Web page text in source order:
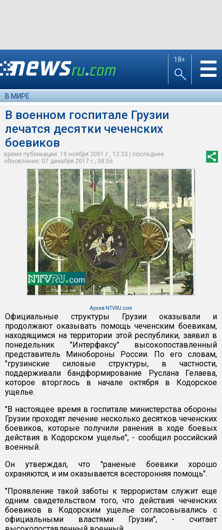
18+ ☰
В МИРЕ
В военном госпитале Грузии
лечатся десятки чеченских
боевиков
время публикации: 19 ноября 2001 г., 12:23 | последнее
обновление: 07 декабря 2017 г., 08:56
Архив NTVRU.com
Официальные структуры Грузии оказывали и
продолжают оказывать помощь чеченским боевикам,
находящимся на территории этой республики, заявил в
понедельник "Интерфаксу" высокопоставленный
представитель Минобороны России. По его словам,
"грузинские силовые структуры, в частности,
поддерживали бандформирование Руслана Гелаева,
которое вторглось в начале октября в Кодорское
ущелье.
"В настоящее время в госпитале министерства обороны
Грузии проходят лечение несколько десятков чеченских
боевиков, которые получили ранения в ходе боевых
действия в Кодорском ущелье", - сообщил российский
военный.
Он утверждал, что "раненые боевики хорошо
охраняются, и им оказывается всесторонняя помощь".
"Проявление такой заботы к террористам служит еще
одним свидетельством того, что действия чеченских
боевиков в Кодорским ущелье согласовывались с
официальными властями Грузии", - считает